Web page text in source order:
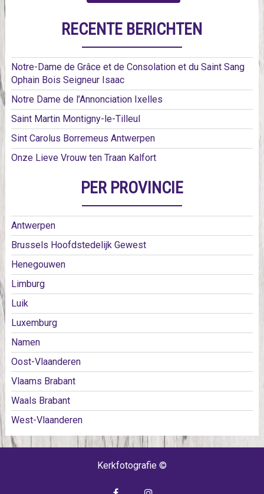
RECENTE BERICHTEN
Notre-Dame de Grâce et de Consolation et du Saint Sang
Ophain Bois Seigneur Isaac
Notre Dame de l’Annonciation Ixelles
Saint Martin Montigny-le-Tilleul
Sint Carolus Borremeus Antwerpen
Onze Lieve Vrouw ten Traan Kalfort
PER PROVINCIE
Antwerpen
Brussels Hoofdstedelijk Gewest
Henegouwen
Limburg
Luik
Luxemburg
Namen
Oost-Vlaanderen
Vlaams Brabant
Waals Brabant
West-Vlaanderen
Kerkfotografie ©